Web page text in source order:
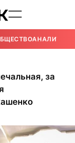
АНАЛИТИКА
за